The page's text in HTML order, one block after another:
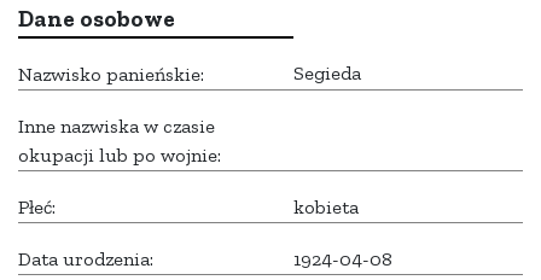
Dane osobowe
Nazwisko panieńskie: Segieda
Inne nazwiska w czasie
okupacji lub po wojnie:
Płeć: kobieta
Data urodzenia: 1924-04-08